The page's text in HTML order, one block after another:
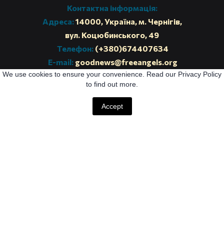
Контактна інформація:
Адреса:14000, Україна, м. Чернігів,
вул. Коцюбинського, 49
Телефон: (+380)674407634
E-mail: goodnews@freeangels.org
Поштова адреса:04210, Україна, м. Київ, а\с 20
We use cookies to ensure your convenience. Read our Privacy Policy
to find out more.
Accept